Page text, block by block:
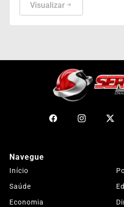
Visualizar
Navegue
Início
Saúde
Economia